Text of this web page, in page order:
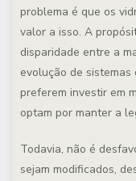
problema é que os
valor a isso. A
disparidade entre a
evolução de
preferem investir em
optam por manter a
Todavia, não é
sejam modificados,